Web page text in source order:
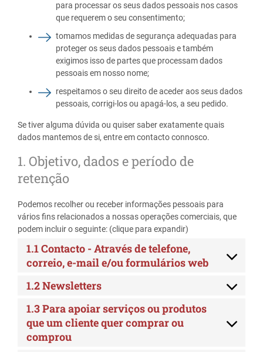
para processar os seus dados pessoais nos casos
que requerem o seu consentimento;
tomamos medidas de segurança adequadas para
proteger os seus dados pessoais e também
exigimos isso de partes que processam dados
pessoais em nosso nome;
respeitamos o seu direito de aceder aos seus dados
pessoais, corrigi-los ou apagá-los, a seu pedido.
Se tiver alguma dúvida ou quiser saber exatamente quais
dados mantemos de si, entre em contacto connosco.
1. Objetivo, dados e período de
retenção
Podemos recolher ou receber informações pessoais para
vários fins relacionados a nossas operações comerciais, que
podem incluir o seguinte: (clique para expandir)
1.1 Contacto - Através de telefone,
correio, e-mail e/ou formulários web
1.2 Newsletters
1.3 Para apoiar serviços ou produtos
que um cliente quer comprar ou
comprou